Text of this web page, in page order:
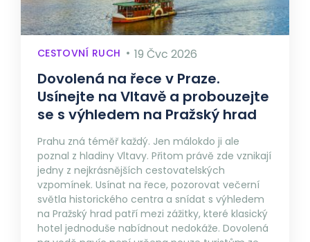
CESTOVNÍ RUCH 19 Čvc 2026
Dovolená na řece v Praze.
Usínejte na Vltavě a probouzejte
se s výhledem na Pražský hrad
Prahu zná téměř každý. Jen málokdo ji ale
poznal z hladiny Vltavy. Přitom právě zde vznikají
jedny z nejkrásnějších cestovatelských
vzpomínek. Usínat na řece, pozorovat večerní
světla historického centra a snídat s výhledem
na Pražský hrad patří mezi zážitky, které klasický
hotel jednoduše nabídnout nedokáže. Dovolená